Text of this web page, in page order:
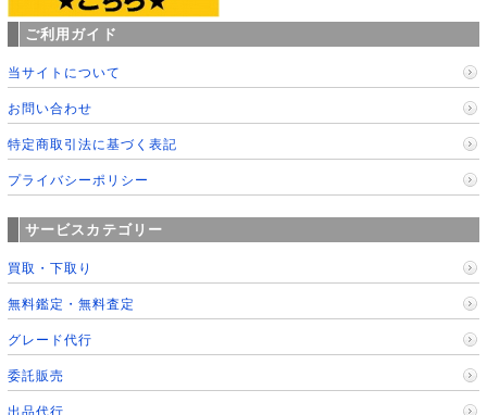
ご利用ガイド
当サイトについて
お問い合わせ
特定商取引法に基づく表記
プライバシーポリシー
サービスカテゴリー
買取・下取り
無料鑑定・無料査定
グレード代行
委託販売
出品代行